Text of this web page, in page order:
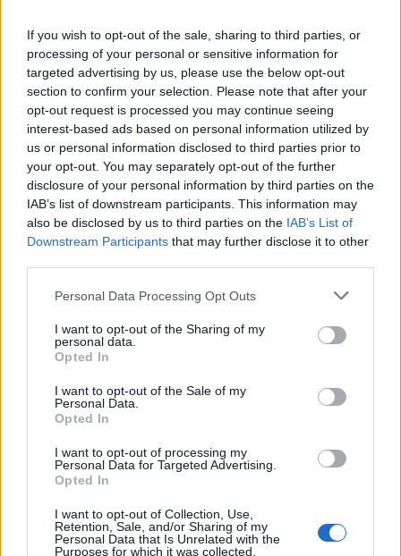
If you wish to opt-out of the sale, sharing to third parties, or
processing of your personal or sensitive information for
targeted advertising by us, please use the below opt-out
section to confirm your selection. Please note that after your
opt-out request is processed you may continue seeing
interest-based ads based on personal information utilized by
us or personal information disclosed to third parties prior to
your opt-out. You may separately opt-out of the further
disclosure of your personal information by third parties on the
IAB’s list of downstream participants. This information may
also be disclosed by us to third parties on the IAB’s List of
Downstream Participants that may further disclose it to other
Personal Data Processing Opt Outs
I want to opt-out of the Sharing of my
personal data.
Opted In
I want to opt-out of the Sale of my
Personal Data.
Opted In
I want to opt-out of processing my
Personal Data for Targeted Advertising.
Opted In
I want to opt-out of Collection, Use,
Retention, Sale, and/or Sharing of my
Personal Data that Is Unrelated with the
Purposes for which it was collected.
4. Когда ребенку нужен шарф?
Шарф нужен тем детям, которые во время
прогулки находятся в вертикальном положении
— сидят в коляске, начинают ходить. Но надо
оценить, какой лучше выбрать. Шарфом надо
закрыть места, где к ребенку может добраться
холод, он не должен быть толстым и душащим. У
ребенка замерзающее место не только шея, но и
быть и шапка, которая удлиняется и идет через
плечи. Спящим в коляске детям шарф не
требуется — малыш не на ветру, и одежда
покрывает также зону воротника.
Практические рекомендации для родителей:
желательно быть гибкими в одевании
ребенка;
возле тела должна быть свободная одежда